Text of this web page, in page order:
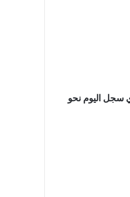
بالبنك المركزي والذي سجل اليوم نحو